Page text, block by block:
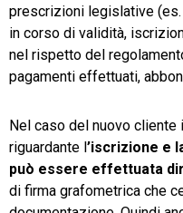
prescrizioni legislative
in corso di validità,
nel rispetto del
pagamenti effettuati,
Nel caso del nuovo
riguardante l’iscrizione e
può essere effettuata
di firma grafometrica che